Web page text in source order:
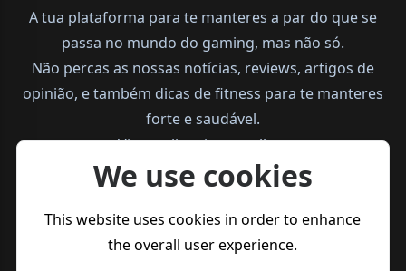
A tua plataforma para te manteres a par do que se
passa no mundo do gaming, mas não só.
Não percas as nossas notícias, reviews, artigos de
opinião, e também dicas de fitness para te manteres
forte e saudável.
Vive melhor, joga melhor.
We use cookies
This website uses cookies in order to enhance
the overall user experience.